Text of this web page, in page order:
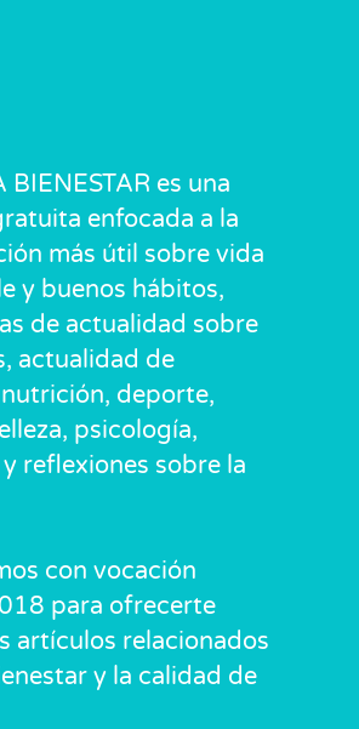
BIENESTAR es una
enfocada a la
más útil sobre vida
y buenos hábitos,
de actualidad sobre
actualidad de
deporte,
psicología,
reflexiones sobre la
con vocación
para ofrecerte
artículos relacionados
y la calidad de